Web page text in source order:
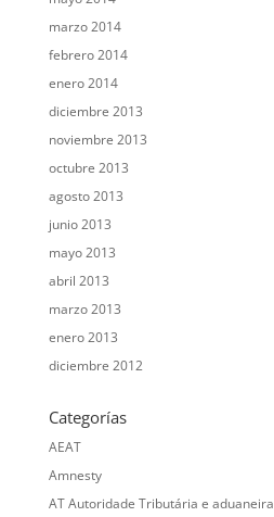
marzo 2014
febrero 2014
enero 2014
diciembre 2013
noviembre 2013
octubre 2013
agosto 2013
junio 2013
mayo 2013
abril 2013
marzo 2013
enero 2013
diciembre 2012
Categorías
AEAT
Amnesty
AT Autoridade Tributária e aduaneira